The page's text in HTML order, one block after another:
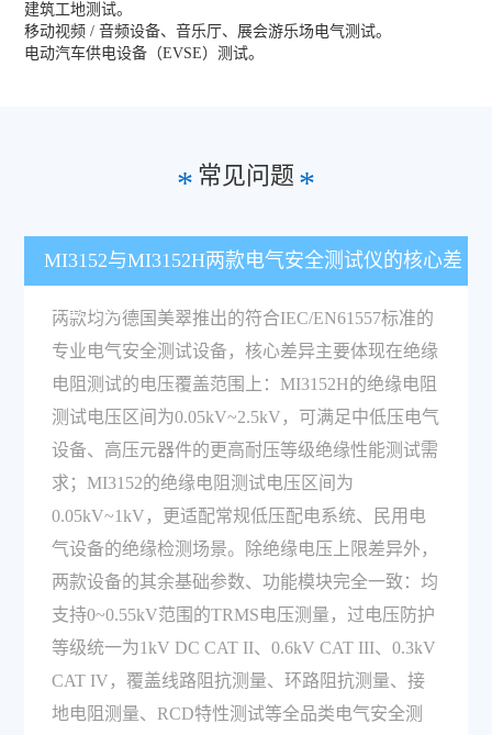
建筑工地测试。
移动视频 / 音频设备、音乐厅、展会游乐场电气测试。
电动汽车供电设备（EVSE）测试。
* 常见问题 *
MI3152与MI3152H两款电气安全测试仪的核心差
异是什么？
两款均为德国美翠推出的符合IEC/EN61557标准的
专业电气安全测试设备，核心差异主要体现在绝缘
电阻测试的电压覆盖范围上：MI3152H的绝缘电阻
测试电压区间为0.05kV~2.5kV，可满足中低压电气
设备、高压元器件的更高耐压等级绝缘性能测试需
求；MI3152的绝缘电阻测试电压区间为
0.05kV~1kV，更适配常规低压配电系统、民用电
气设备的绝缘检测场景。除绝缘电压上限差异外，
两款设备的其余基础参数、功能模块完全一致：均
支持0~0.55kV范围的TRMS电压测量，过电压防护
等级统一为1kV DC CAT II、0.6kV CAT III、0.3kV
CAT IV，覆盖线路阻抗测量、环路阻抗测量、接
地电阻测量、RCD特性测试等全品类电气安全测